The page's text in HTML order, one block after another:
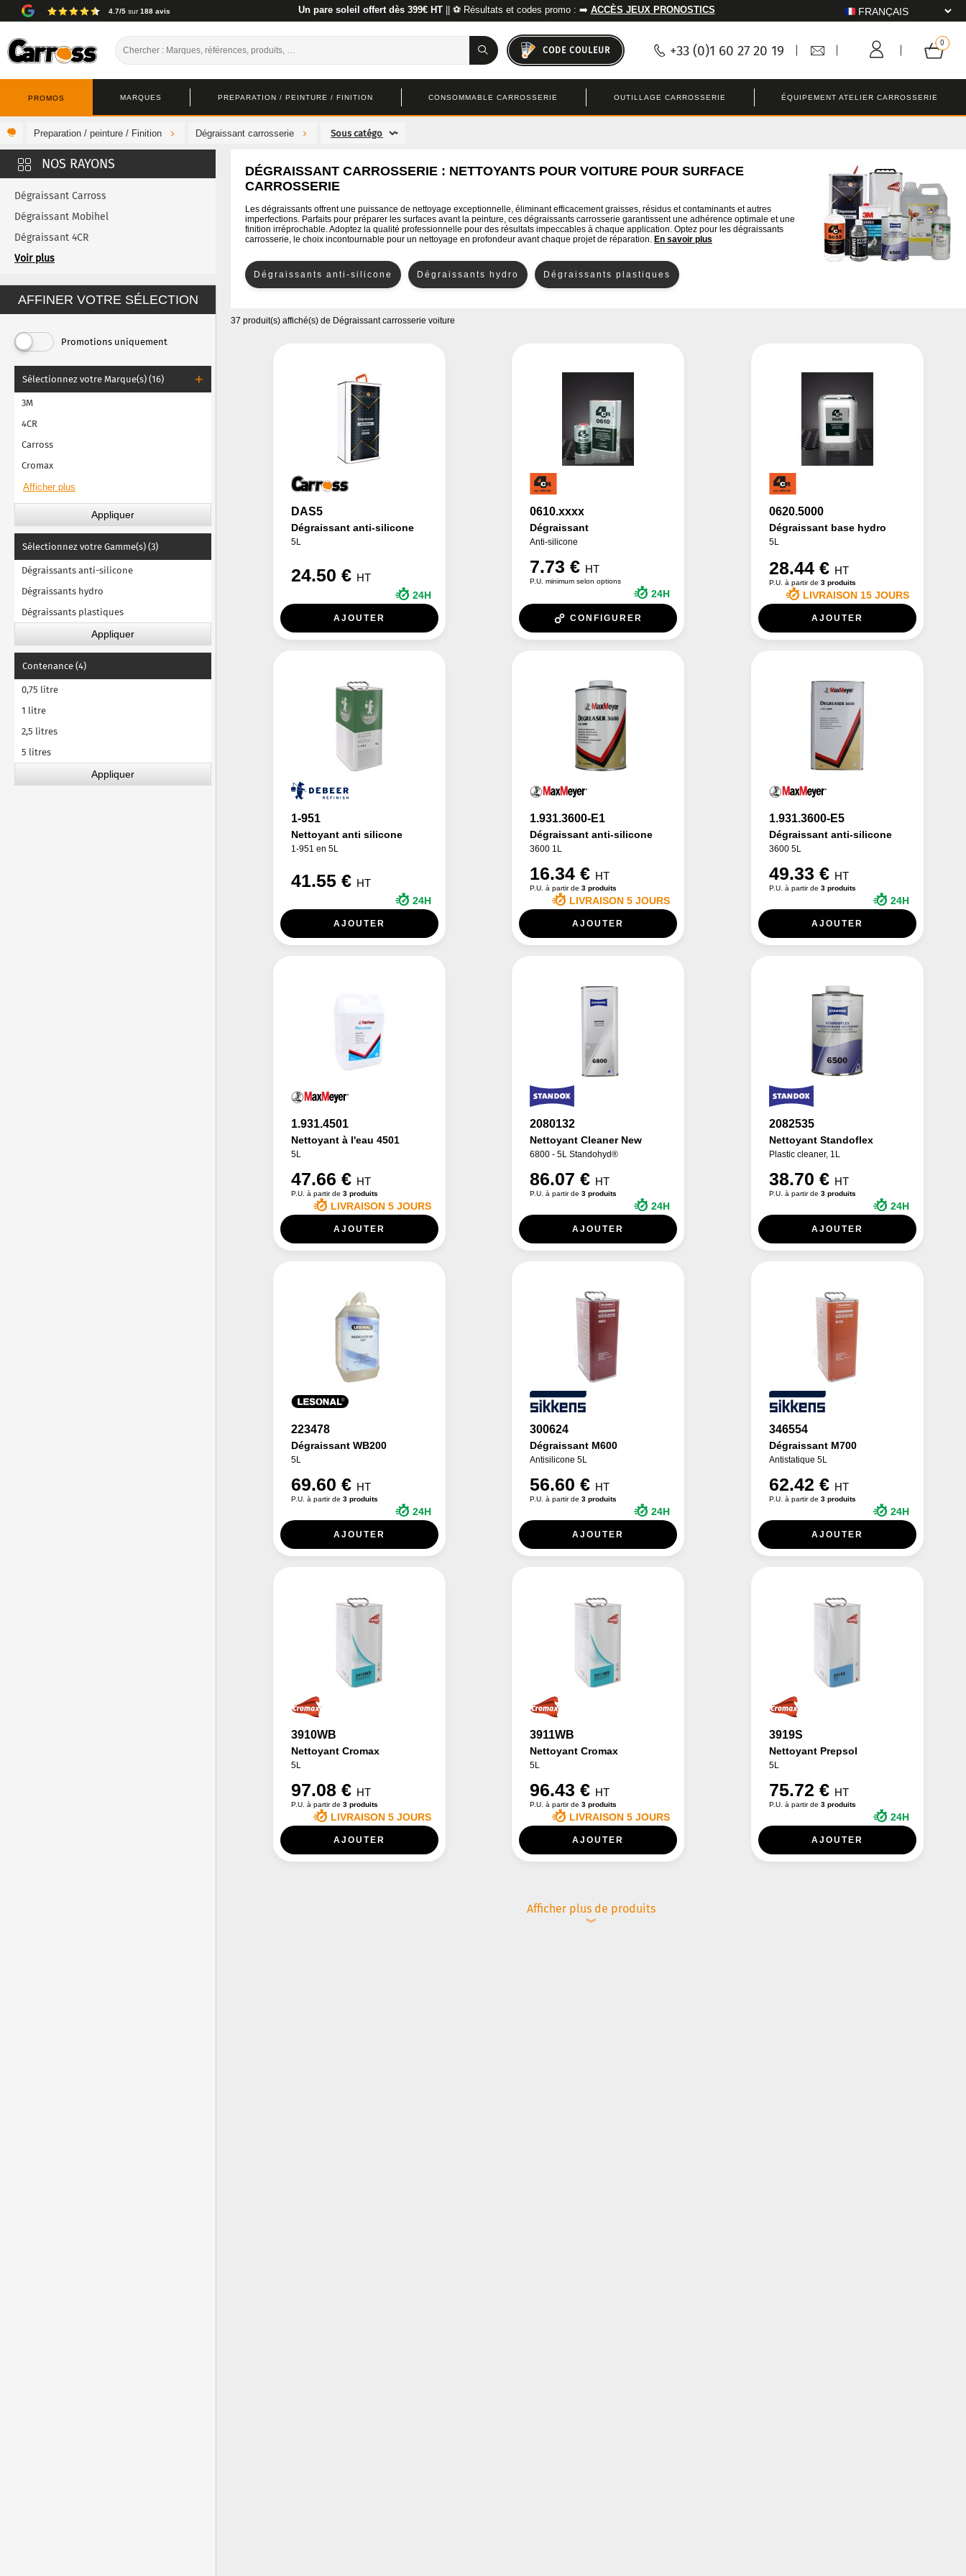
4.7/5 sur188 avis Un pare soleil offert dès 399€ HT|| ⚽ Résultats et codes promo : ➡️ ACCÈS JEUX PRONOSTICS
CODE COULEUR +33 (0)1 60 27 20 19
PREPARATION / PEINTURE / FINITION CONSOMMABLE CARROSSERIE OUTILLAGE CARROSSERIE ÉQUIPEMENT ATELIER CARROSSERIE
MARQUES
PROMOS
Preparation / peinture / Finition Dégraissant carrosserie
Dégraissant Carross
Dégraissant Mobihel
Dégraissant 4CR
Dégraissant 3M
Dégraissant De Beer
Dégraissant Lechler
Dégraissant MaxMeyer
Dégraissant Nexa Autocolor
Dégraissant PPG
Dégraissant R-M
Dégraissant Sikkens
Dégraissant Spies Hecker
Dégraissant Standox
Voir plus
AFFINER VOTRE SÉLECTION
Promotions uniquement
Sélectionnez votre Marque(s) (16)
3M
4CR
Carross
Cromax
Sélectionnez votre Gamme(s) (3)
Dégraissants anti-silicone
Dégraissants hydro
Dégraissants plastiques
Contenance (4)
0,75 litre
1 litre
2,5 litres
5 litres
DÉGRAISSANT CARROSSERIE : NETTOYANTS POUR VOITURE POUR SURFACE
CARROSSERIE
Les dégraissants offrent une puissance de nettoyage exceptionnelle, éliminant efficacement graisses, résidus et contaminants et autres
imperfections. Parfaits pour préparer les surfaces avant la peinture, ces dégraissants carrosserie garantissent une adhérence optimale et une
finition irréprochable. Adoptez la qualité professionnelle pour des résultats impeccables à chaque application. Optez pour les dégraissants
carrosserie, le choix incontournable pour un nettoyage en profondeur avant chaque projet de réparation. En savoir plus
Dégraissants anti-silicone Dégraissants hydro Dégraissants plastiques
37 produit(s) affiché(s) de Dégraissant carrosserie voiture
DAS5
Dégraissant anti-silicone
5L
24.50 € HT
24H
AJOUTER
0610.xxxx
Dégraissant
Anti-silicone
7.73 € HT
P.U. minimum selon options
24H
CONFIGURER
0620.5000
Dégraissant base hydro
5L
28.44 € HT
P.U. à partir de3 produits
LIVRAISON 15 JOURS
AJOUTER
1-951
Nettoyant anti silicone
1-951 en 5L
41.55 € HT
24H
AJOUTER
1.931.3600-E1
Dégraissant anti-silicone
3600 1L
16.34 € HT
P.U. à partir de3 produits
LIVRAISON 5 JOURS
AJOUTER
1.931.3600-E5
Dégraissant anti-silicone
3600 5L
49.33 € HT
P.U. à partir de3 produits
24H
AJOUTER
1.931.4501
Nettoyant à l'eau 4501
5L
47.66 € HT
P.U. à partir de 3 produits
LIVRAISON 5 JOURS
AJOUTER
2080132
Nettoyant Cleaner New
6800 - 5L Standohyd®
86.07 € HT
P.U. à partir de3 produits
24H
AJOUTER
2082535
Nettoyant Standoflex
Plastic cleaner, 1L
38.70 € HT
P.U. à partir de3 produits
24H
AJOUTER
223478
Dégraissant WB200
5L
69.60 € HT
P.U. à partir de 3 produits
24H
AJOUTER
300624
Dégraissant M600
Antisilicone 5L
56.60 € HT
P.U. à partir de3 produits
24H
AJOUTER
346554
Dégraissant M700
Antistatique 5L
62.42 € HT
P.U. à partir de3 produits
24H
AJOUTER
3910WB
Nettoyant Cromax
5L
97.08 € HT
P.U. à partir de 3 produits
LIVRAISON 5 JOURS
AJOUTER
3911WB
Nettoyant Cromax
5L
96.43 € HT
P.U. à partir de3 produits
LIVRAISON 5 JOURS
AJOUTER
3919S
Nettoyant Prepsol
5L
75.72 € HT
P.U. à partir de3 produits
24H
AJOUTER
Afficher plus de produits
︾